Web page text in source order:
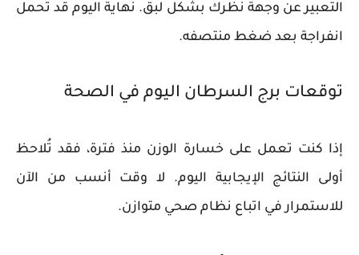
التعبير عن وجهة نظرك بشكل لبق. نهاية اليوم قد تحمل
انفراجة بعد ضغط منتصفه.
توقعات برج السرطان اليوم في الصحة
إذا كنت تعمل على خسارة الوزن منذ فترة، فقد تُلاحظ
أولى النتائج الإيجابية اليوم. لا وقت أنسب من الآن
للاستمرار في اتباع نظام صحي متوازن.